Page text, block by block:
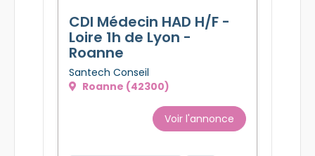
CDI Médecin HAD H/F -
Loire 1h de Lyon -
Roanne
Santech Conseil
Roanne (42300)
Voir l'annonce